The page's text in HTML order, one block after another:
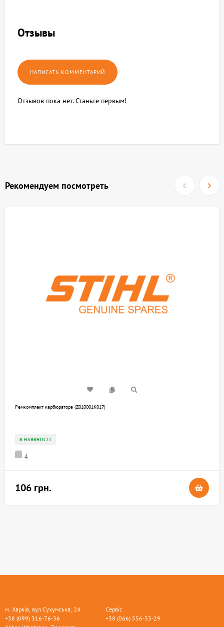
Отзывы
Отзывов пока нет. Станьте первым!
Рекомендуем посмотреть
Ремкомплект карбюратора (Z010001K017)
В НАЯВНОСТІ
4
106 грн.
м. Харків, вул.Сухумська, 24
+38 (099) 316-76-36
Сервіс
+38 (066) 556-33-29